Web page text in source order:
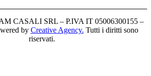
CASALI SRL – P.IVA IT 05006300155 –
by Creative Agency. Tutti i diritti sono
riservati.